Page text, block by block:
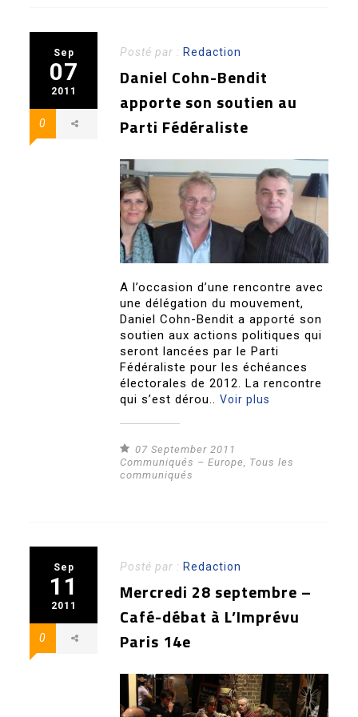
Sep
07
2011
0
Posté par : Redaction
Daniel Cohn-Bendit
apporte son soutien au
Parti Fédéraliste
A l’occasion d’une rencontre avec
une délégation du mouvement,
Daniel Cohn-Bendit a apporté son
soutien aux actions politiques qui
seront lancées par le Parti
Fédéraliste pour les échéances
électorales de 2012. La rencontre
qui s’est dérou..Voir plus
07 September 2011
Communiqués – Europe, Tous les
communiqués
Sep
11
2011
0
Posté par : Redaction
Mercredi 28 septembre –
Café-débat à L’Imprévu
Paris 14e